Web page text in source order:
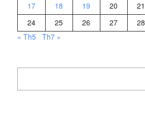
17
18 19 20 21
24
25 26 27 28
« Th5
Th7 »
cho: